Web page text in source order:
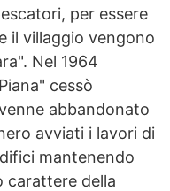
per essere
il villaggio vengono
Nel 1964
cessò
abbandonato
avviati i lavori di
mantenendo
carattere della